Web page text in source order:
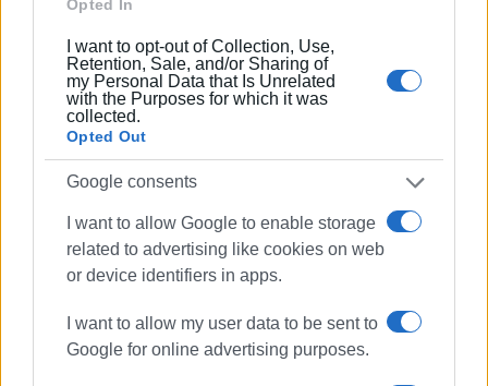
Opted In
I want to opt-out of Collection, Use,
Retention, Sale, and/or Sharing of
my Personal Data that Is Unrelated
with the Purposes for which it was
collected.
Opted Out
Google consents
I want to allow Google to enable storage
related to advertising like cookies on web
or device identifiers in apps.
I want to allow my user data to be sent to
Google for online advertising purposes.
τηλέφωνο ή e-mail επικοινωνίας και θέμα.
mail@kesy.ker.sch.gr
ΚΕΔΑΣΥ Ζακύνθου:.
mail@kesy.zak.sch.gr
Χρήσιμες πληροφορίες είναι διαθέσιμες στην
ιστοσελίδα:blogs.sch.gr/kdzak
ΚΕΔΑΣΥ Λευκάδας:.
mail@kesy.lef.sch.gr
σημειώνοντας ονοματεπώνυμο, Λύκειο φοίτησης,
τηλέφωνο ή e-mail επικοινωνίας και το θέμα που σας
ΚΕΔΑΣΥ Kεφαλονιάς:.
mail@kesy.kef.sch.gr